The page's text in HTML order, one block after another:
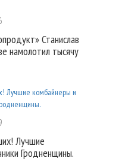
Станислав
намолотил тысячу
Лучшие
Гродненщины.